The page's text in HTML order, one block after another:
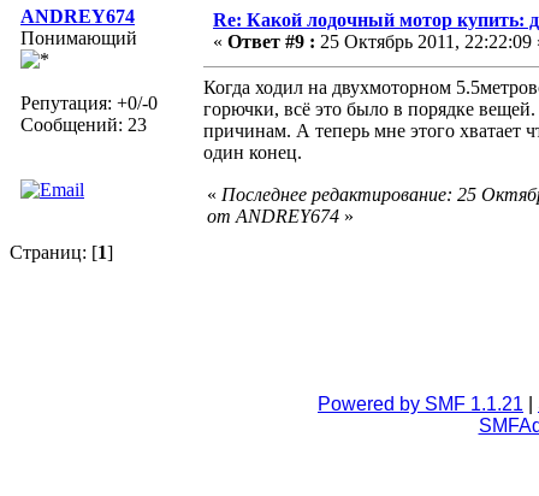
ANDREY674
Понимающий
Репутация: +0/-0
Сообщений: 23
Re: Какой лодочный мотор купить:
« Ответ #9 : 25 Октябрь 2011, 22:22:09
Когда ходил на двухмоторном
горючки, всё это было в порядке
причинам. А теперь мне этого хватает
один конец.
« Последнее редактирование: 25
от ANDREY674 »
Страниц: [1]
Powered by SMF 1.1.21